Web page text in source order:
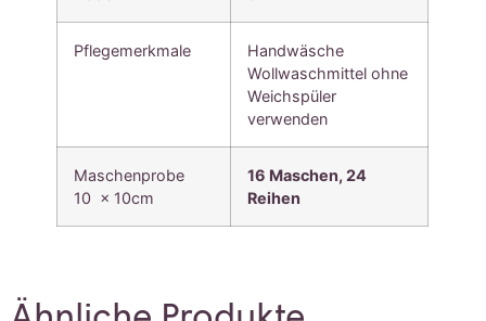
Pflegemerkmale
Handwäsche
Wollwaschmittel ohne
Weichspüler
verwenden
Maschenprobe
10 x 10cm
16 Maschen, 24
Reihen